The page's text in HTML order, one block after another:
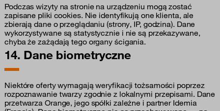
Podczas wizyty na stronie na urządzeniu mogą zostać
zapisane pliki cookies. Nie identyfikują one klienta, ale
zbierają dane o przeglądaniu (strony, IP, godzina). Dane
wykorzystywane są statystycznie i nie są przekazywane,
chyba że zażądają tego organy ścigania.
14. Dane biometryczne
Niektóre oferty wymagają weryfikacji tożsamości poprzez
rozpoznawanie twarzy zgodnie z lokalnymi przepisami. Dane
przetwarza Orange, jego spółki zależne i partner Idemia